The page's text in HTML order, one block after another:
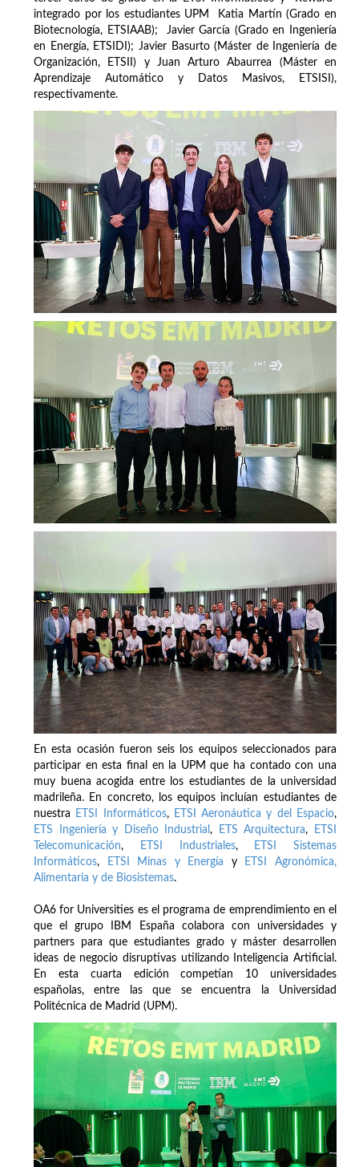
integrado por los estudiantes UPM Katia Martín (Grado en
Biotecnología, ETSIAAB); Javier García (Grado en Ingeniería
en Energía, ETSIDI); Javier Basurto (Máster de Ingeniería de
Organización, ETSII) y Juan Arturo Abaurrea (Máster en
Aprendizaje Automático y Datos Masivos, ETSISI),
respectivamente.
En esta ocasión fueron seis los equipos seleccionados para
participar en esta final en la UPM que ha contado con una
muy buena acogida entre los estudiantes de la universidad
madrileña. En concreto, los equipos incluían estudiantes de
nuestra
ETSI Informáticos, ETSI Aeronáutica y del Espacio,
ETS Ingeniería y Diseño Industrial, ETS Arquitectura,
ETSI
Telecomunicación, ETSI Industriales,
ETSI Sistemas
Informáticos, ETSI Minas y Energía y
ETSI Agronómica,
Alimentaria y de Biosistemas.
OA6 for Universities es el programa de emprendimiento en el
que el grupo IBM España colabora con universidades y
partners para que estudiantes grado y máster desarrollen
ideas de negocio disruptivas utilizando Inteligencia Artificial.
En esta cuarta edición competían 10 universidades
españolas, entre las que se encuentra la Universidad
Politécnica de Madrid (UPM).